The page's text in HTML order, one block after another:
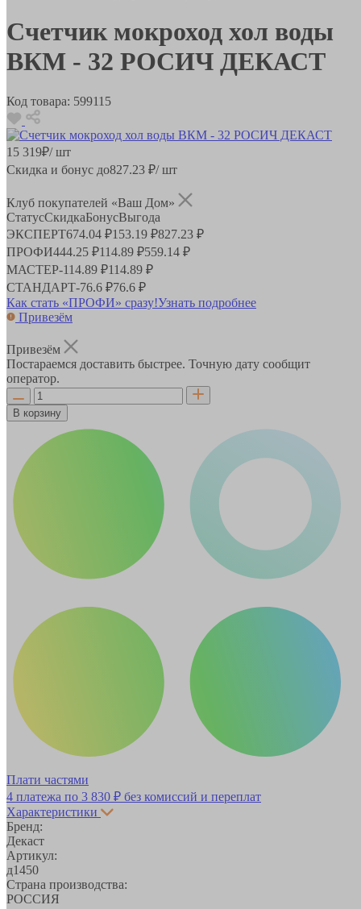
Счетчик мокроход хол воды
ВКМ - 32 РОСИЧ ДЕКАСТ
Код товара: 599115
15 319₽/ шт
Скидка и бонус до827.23 ₽/ шт
Клуб покупателей «Ваш Дом»
СтатусСкидкаБонусВыгода
ЭКСПЕРТ674.04 ₽153.19 ₽827.23 ₽
ПРОФИ444.25 ₽114.89 ₽559.14 ₽
МАСТЕР-114.89 ₽114.89 ₽
СТАНДАРТ-76.6 ₽76.6 ₽
Как стать «ПРОФИ» сразу!Узнать подробнее
Привезём
Привезём
Постараемся доставить быстрее. Точную дату сообщит
оператор.
В корзину
Плати частями
4 платежа по 3 830 ₽ без комиссий и переплат
Характеристики
Бренд:
Декаст
Артикул:
д1450
Страна производства:
РОССИЯ